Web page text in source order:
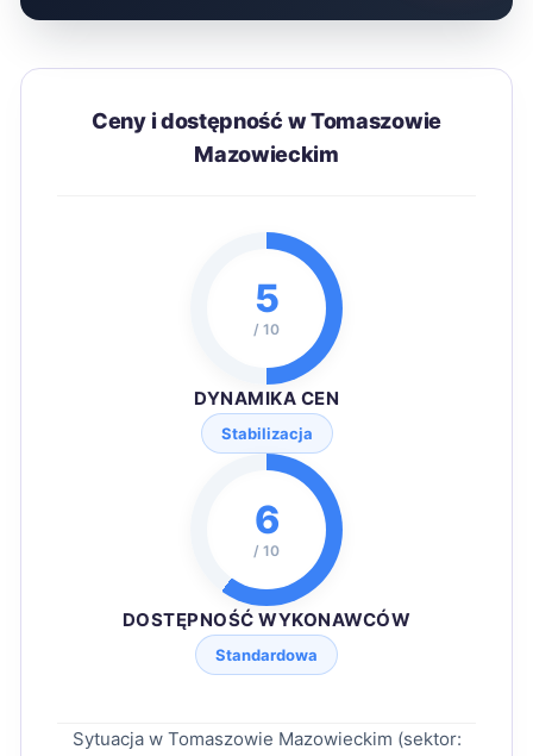
Ceny i dostępność w Tomaszowie
Mazowieckim
5
/ 10
DYNAMIKA CEN
Stabilizacja
6
/ 10
DOSTĘPNOŚĆ WYKONAWCÓW
Standardowa
Sytuacja w Tomaszowie Mazowieckim (sektor: